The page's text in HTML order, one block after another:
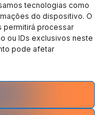
tecnologias como
do dispositivo. O
permitirá processar
ou IDs exclusivos neste
pode afetar
à sexta das 9h às
ou financeiro ligue
Contato com o